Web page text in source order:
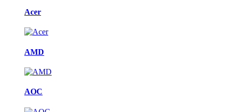
Acer
AMD
AOC